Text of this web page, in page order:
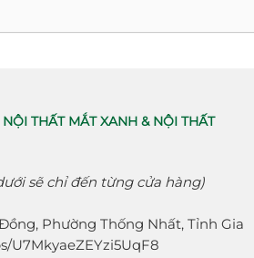
THẤT MẮT XANH & NỘI THẤT
sẽ chỉ đến từng cửa hàng)
Đồng, Phường Thống Nhất, Tỉnh Gia
U7MkyaeZEYzi5UqF8